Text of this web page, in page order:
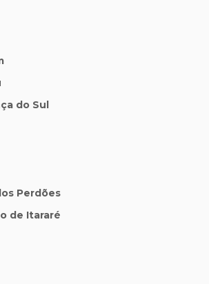
do Sul
Perdões
de Itararé